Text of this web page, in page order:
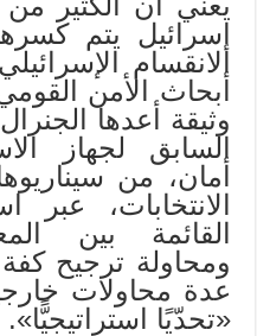
إسرائيل يتم
الانقسام
أبحاث الأمن
وثيقة أعدها
السابق لجهاز
أمان، من
الانتخابات، عبر
القائمة بين
ومحاولة ترجيح
عدة محاولات
«تحدّيًا استراتيجيًّا».